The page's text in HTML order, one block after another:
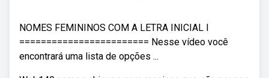
NOMES FEMININOS COM A LETRA INICIAL I
======================== Nesse vídeo você
encontrará uma lista de opções ...